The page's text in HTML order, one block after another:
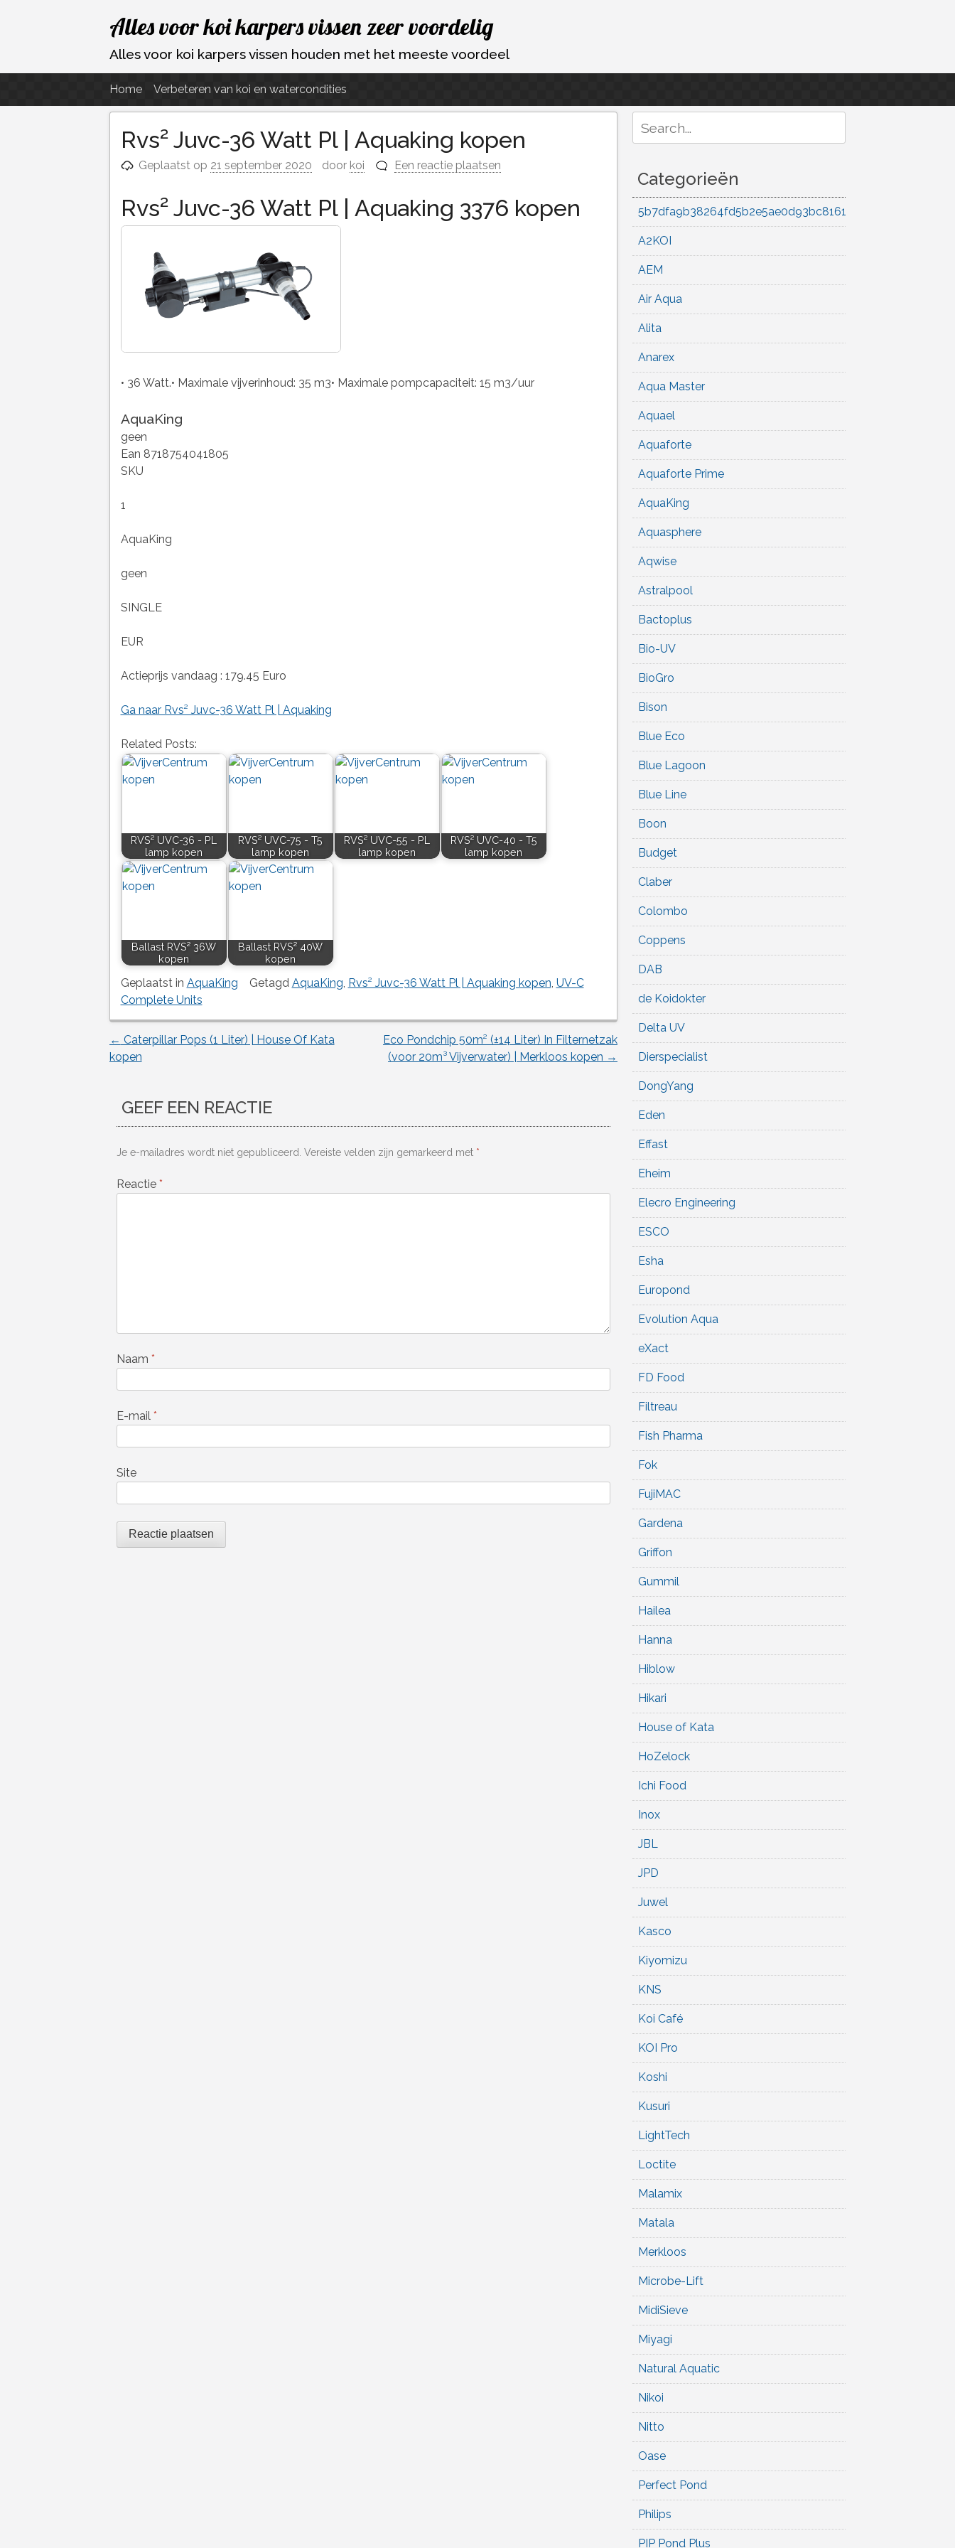
Ga
naar
de
Alles voor koi karpers vissen zeer voordelig
Alles voor koi karpers vissen houden met het meeste voordeel
Home Verbeteren van koi en watercondities
Rvs² Juvc-36 Watt Pl | Aquaking kopen
Geplaatst op 21 september 2020 door koi Een reactie plaatsen
Rvs² Juvc-36 Watt Pl | Aquaking 3376 kopen
• 36 Watt.• Maximale vijverinhoud: 35 m3• Maximale pompcapaciteit: 15 m3/uur
AquaKing
geen
Ean 8718754041805
SKU
1
AquaKing
geen
SINGLE
EUR
Actieprijs vandaag : 179.45 Euro
Ga naar Rvs² Juvc-36 Watt Pl | Aquaking
Related Posts:
RVS² UVC-36 - PL
lamp kopen
RVS² UVC-75 - T5
lamp kopen
RVS² UVC-55 - PL
lamp kopen
RVS² UVC-40 - T5
lamp kopen
Ballast RVS² 36W
kopen
Ballast RVS² 40W
kopen
Geplaatst in AquaKing Getagd AquaKing, Rvs² Juvc-36 Watt Pl | Aquaking kopen, UV-C
Complete Units
Berichtnavigatie
← Caterpillar Pops (1 Liter) | House Of Kata
kopen
Eco Pondchip 50m² (±14 Liter) In Filternetzak
(voor 20m³ Vijverwater) | Merkloos kopen →
GEEF EEN REACTIE
Je e-mailadres wordt niet gepubliceerd. Vereiste velden zijn gemarkeerd met *
Reactie *
Naam *
E-mail *
Site
for:
Categorieën
5b7dfa9b38264fd5b2e5ae0d93bc8161
A2KOI
AEM
Air Aqua
Alita
Anarex
Aqua Master
Aquael
Aquaforte
Aquaforte Prime
AquaKing
Aquasphere
Aqwise
Astralpool
Bactoplus
Bio-UV
BioGro
Bison
Blue Eco
Blue Lagoon
Blue Line
Boon
Budget
Claber
Colombo
Coppens
DAB
de Koidokter
Delta UV
Dierspecialist
DongYang
Eden
Effast
Eheim
Elecro Engineering
ESCO
Esha
Europond
Evolution Aqua
eXact
FD Food
Filtreau
Fish Pharma
Fok
FujiMAC
Gardena
Griffon
Gummil
Hailea
Hanna
Hiblow
Hikari
House of Kata
HoZelock
Ichi Food
Inox
JBL
JPD
Juwel
Kasco
Kiyomizu
KNS
Koi Café
KOI Pro
Koshi
Kusuri
LightTech
Loctite
Malamix
Matala
Merkloos
Microbe-Lift
MidiSieve
Miyagi
Natural Aquatic
Nikoi
Nitto
Oase
Perfect Pond
Philips
PIP Pond Plus